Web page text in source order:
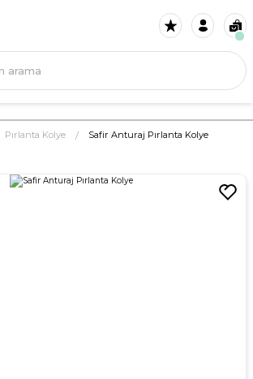
Pırlanta Kolye Safir Anturaj Pırlanta Kolye